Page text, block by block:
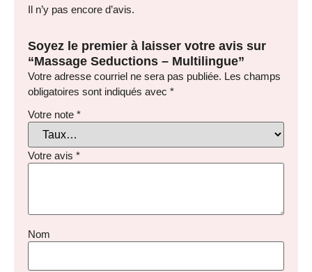
Il n’y pas encore d’avis.
Soyez le premier à laisser votre avis sur
“Massage Seductions – Multilingue”
Votre adresse courriel ne sera pas publiée. Les champs
obligatoires sont indiqués avec *
Votre note *
Votre avis *
Nom